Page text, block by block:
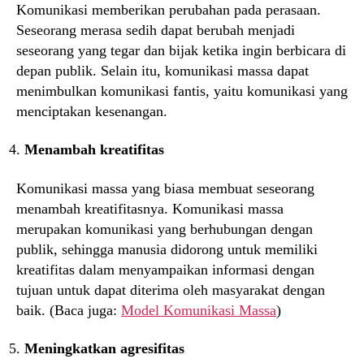
Komunikasi memberikan perubahan pada perasaan.
Seseorang merasa sedih dapat berubah menjadi
seseorang yang tegar dan bijak ketika ingin berbicara di
depan publik. Selain itu, komunikasi massa dapat
menimbulkan komunikasi fantis, yaitu komunikasi yang
menciptakan kesenangan.
Menambah kreatifitas
Komunikasi massa yang biasa membuat seseorang
menambah kreatifitasnya. Komunikasi massa
merupakan komunikasi yang berhubungan dengan
publik, sehingga manusia didorong untuk memiliki
kreatifitas dalam menyampaikan informasi dengan
tujuan untuk dapat diterima oleh masyarakat dengan
baik. (Baca juga: Model Komunikasi Massa)
Meningkatkan agresifitas